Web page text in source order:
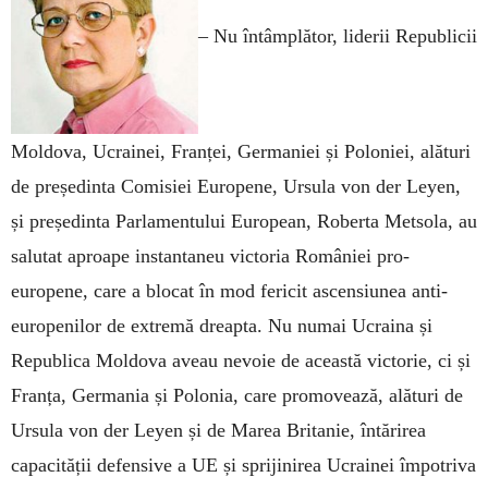
– Nu întâmplător, liderii Republicii
Moldova, Ucrainei, Franței, Germaniei și Poloniei, alături
de președinta Comisiei Europene, Ursula von der Leyen,
și președinta Parlamentului European, Roberta Metsola, au
salutat aproape instantaneu victoria României pro-
europene, care a blocat în mod fericit ascensiunea anti-
europenilor de extremă dreapta. Nu numai Ucraina și
Republica Moldova aveau nevoie de această victorie, ci și
Franța, Germania și Polonia, care promovează, alături de
Ursula von der Leyen și de Marea Britanie, întărirea
capacității defensive a UE și sprijinirea Ucrainei împotriva